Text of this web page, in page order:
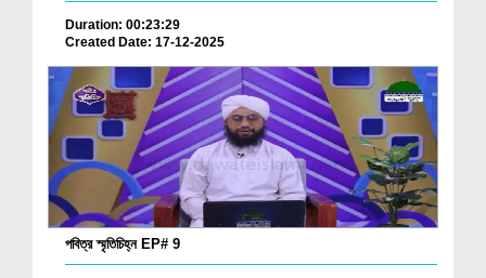
Duration: 00:23:29
Created Date: 17-12-2025
পবিত্র স্মৃতিচিহ্ন EP# 9